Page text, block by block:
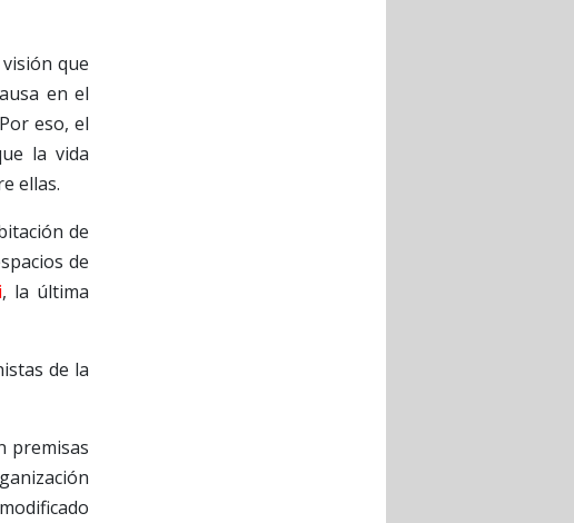
que
en el
eso, el
la vida
ellas.
de
de
, la última
de la
premisas